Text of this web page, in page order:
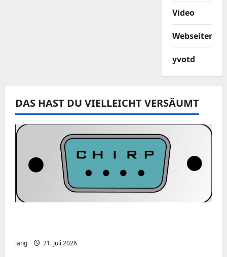
Video
Webseiten
yvotd
DAS HAST DU VIELLEICHT VERSÄUMT
iang 21. Juli 2026